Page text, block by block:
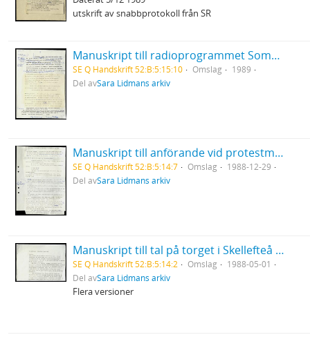
utskrift av snabbprotokoll från SR
Manuskript till radioprogrammet Sommar
SE Q Handskrift 52:B:5:15:10 Omslag
1989
Del avSara Lidmans arkiv
Manuskript till anförande vid protestmöte om järnvägen i Arvidsjaur
SE Q Handskrift 52:B:5:14:7 Omslag
1988-12-29
Del avSara Lidmans arkiv
Manuskript till tal på torget i Skellefteå för VPK
SE Q Handskrift 52:B:5:14:2 Omslag
1988-05-01
Del avSara Lidmans arkiv
Flera versioner